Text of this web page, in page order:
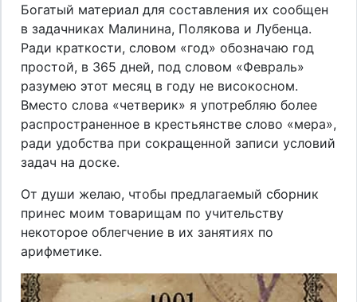
Богатый материал для составления их сообщен
в задачниках Малинина, Полякова и Лубенца.
Ради краткости, словом «год» обозначаю год
простой, в 365 дней, под словом «Февраль»
разумею этот месяц в году не високосном.
Вместо слова «четверик» я употребляю более
распространенное в крестьянстве слово «мера»,
ради удобства при сокращенной записи условий
задач на доске.
От души желаю, чтобы предлагаемый сборник
принес моим товарищам по учительству
некоторое облегчение в их занятиях по
арифметике.